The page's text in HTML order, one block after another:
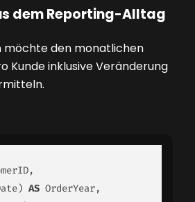
dem Reporting-Alltag
möchte den monatlichen
Kunde inklusive Veränderung
AS OrderYear,